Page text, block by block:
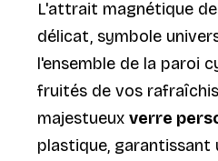
L'attrait magnétique
délicat, symbole
l'ensemble de la paroi
fruités de vos
majestueux verre
plastique,